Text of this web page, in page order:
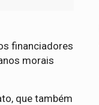
financiadores
morais
que também